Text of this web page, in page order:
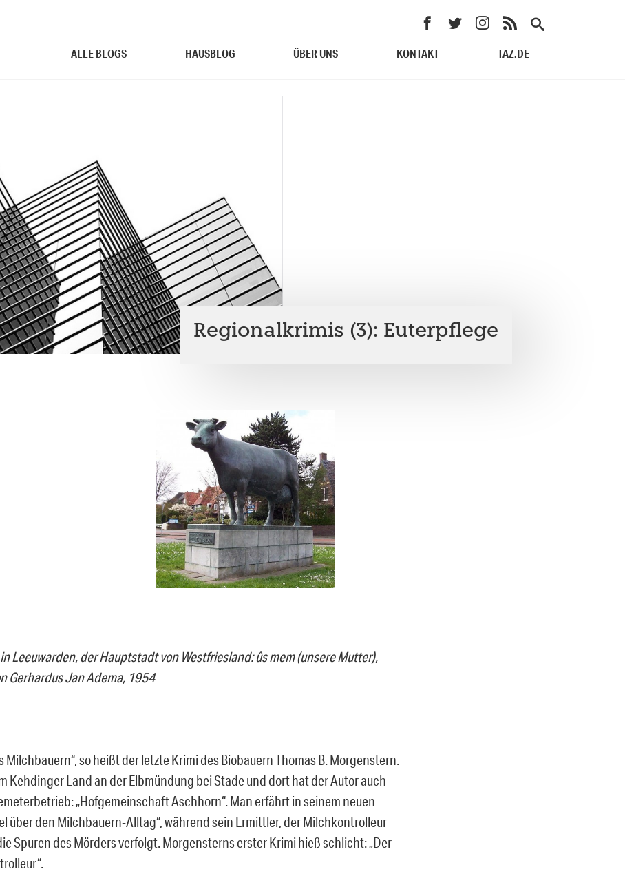
ALLE BLOGS HAUSBLOG ÜBER UNS KONTAKT TAZ.DE
Regionalkrimis (3): Euterpflege
Leeuwarden, der Hauptstadt von Westfriesland: ûs mem (unsere Mutter),
Gerhardus Jan Adema, 1954
Milchbauern“, so heißt der letzte Krimi des Biobauern Thomas B. Morgenstern.
Kehdinger Land an der Elbmündung bei Stade und dort hat der Autor auch
„Hofgemeinschaft Aschhorn“. Man erfährt in seinem neuen
über den Milchbauern-Alltag“, während sein Ermittler, der Milchkontrolleur
Spuren des Mörders verfolgt. Morgensterns erster Krimi hieß schlicht: „Der